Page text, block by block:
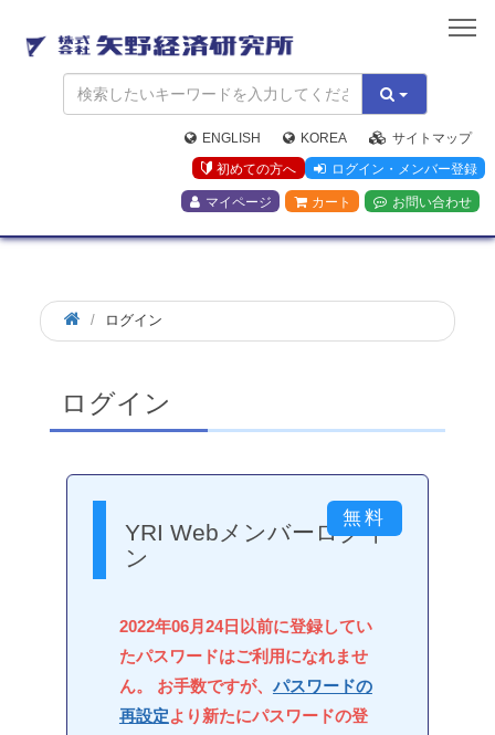
矢
野
経
済
研
究
所
ENGLISH KOREA
サイトマップ
初めての方へ
ログイン・メンバー登録
マイページ カート お問い合わせ
ログイン
ログイン
YRI Webメンバーログイ
ン
2022年06月24日以前に登録してい
たパスワードはご利用になれませ
ん。 お手数ですが、 パスワードの
再設定より新たにパスワードの登